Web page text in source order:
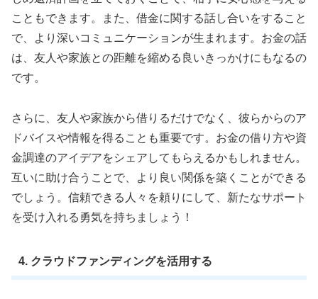
こともできます。また、借金に関する話し合いをすること
で、より深いコミュニケーションが生まれます。お金の話
は、友人や家族との距離を縮める良いきっかけにもなるの
です。
さらに、友人や家族から借りるだけでなく、彼らからのア
ドバイスや情報を得ることも重要です。お金の借り方や資
金調達のアイデアをシェアしてもらえるかもしれません。
互いに助け合うことで、より良い関係を築くことができる
でしょう。信頼できる人々を頼りにして、新たなサポート
を受け入れる勇気を持ちましょう！
4. クラウドファンディングを活用する